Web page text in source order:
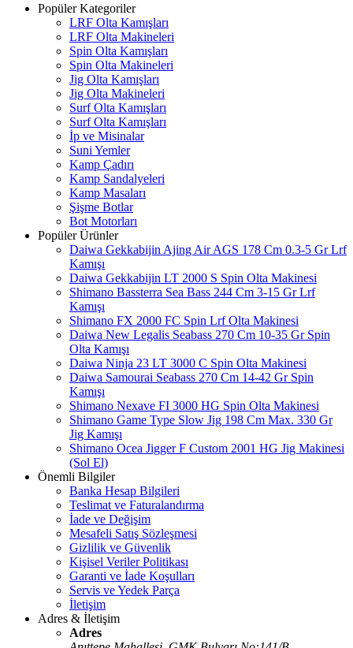
Popüler Kategoriler
LRF Olta Kamışları
LRF Olta Makineleri
Spin Olta Kamışları
Spin Olta Makineleri
Jig Olta Kamışları
Jig Olta Makineleri
Surf Olta Kamışları
Surf Olta Kamışları
İp ve Misinalar
Suni Yemler
Kamp Çadırı
Kamp Sandalyeleri
Kamp Masaları
Şişme Botlar
Bot Motorları
Popüler Ürünler
Daiwa Gekkabijin Ajing Air AGS 178 Cm 0.3-5 Gr Lrf
Kamışı
Daiwa Gekkabijin LT 2000 S Spin Olta Makinesi
Shimano Bassterra Sea Bass 244 Cm 3-15 Gr Lrf
Kamışı
Shimano FX 2000 FC Spin Lrf Olta Makinesi
Daiwa New Legalis Seabass 270 Cm 10-35 Gr Spin
Olta Kamışı
Daiwa Ninja 23 LT 3000 C Spin Olta Makinesi
Daiwa Samourai Seabass 270 Cm 14-42 Gr Spin
Kamışı
Shimano Nexave FI 3000 HG Spin Olta Makinesi
Shimano Game Type Slow Jig 198 Cm Max. 330 Gr
Jig Kamışı
Shimano Ocea Jigger F Custom 2001 HG Jig Makinesi
(Sol El)
Önemli Bilgiler
Banka Hesap Bilgileri
Teslimat ve Faturalandırma
İade ve Değişim
Mesafeli Satış Sözleşmesi
Gizlilik ve Güvenlik
Kişisel Veriler Politikası
Garanti ve İade Koşulları
Servis ve Yedek Parça
İletişim
Adres & İletişim
Adres